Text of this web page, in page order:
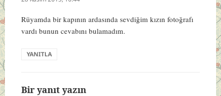
Rüyamda bir kapının ardasında sevdiğim kızın fotoğrafı
vardı bunun cevabını bulamadım.
YANITLA
Bir yanıt yazın